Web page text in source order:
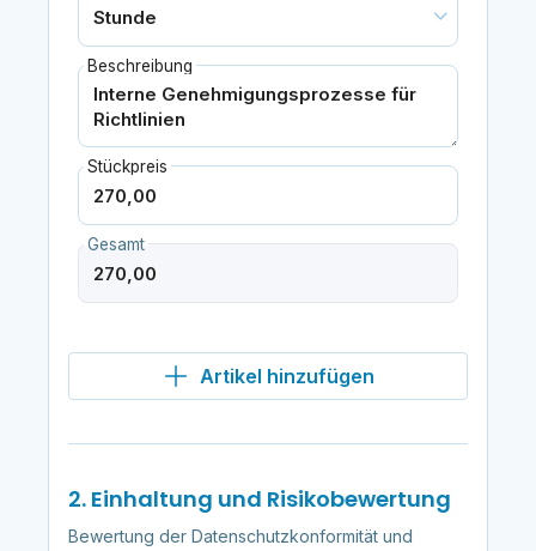
Beschreibung
Stückpreis
Gesamt
Artikel hinzufügen
2. Einhaltung und Risikobewertung
Bewertung der Datenschutzkonformität und